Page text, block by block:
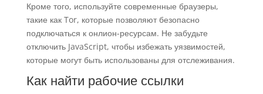
Кроме того, используйте современные браузеры,
такие как Tor, которые позволяют безопасно
подключаться к онлион-ресурсам. Не забудьте
отключить JavaScript, чтобы избежать уязвимостей,
которые могут быть использованы для отслеживания.
Как найти рабочие ссылки